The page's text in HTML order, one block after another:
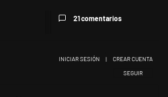
21 comentarios
SIGA ESTA
SEGUIR
INICIAR SESIÓN | CREAR CUENTA